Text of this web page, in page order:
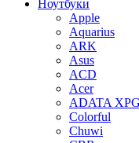
Ноутбуки
Apple
Aquarius
ARK
Asus
ACD
Acer
ADATA XPG
Colorful
Chuwi